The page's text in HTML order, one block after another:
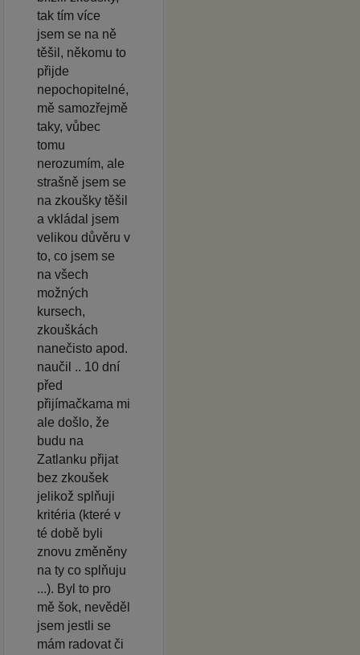
tak tím více
jsem se na ně
těšil, někomu to
přijde
nepochopitelné,
mě samozřejmě
taky, vůbec
tomu
nerozumím, ale
strašně jsem se
na zkoušky těšil
a vkládal jsem
velikou důvěru v
to, co jsem se
na všech
možných
kursech,
zkouškách
nanečisto apod.
naučil .. 10 dní
před
přijímačkama mi
ale došlo, že
budu na
Zatlanku přijat
bez zkoušek
jelikož splňuji
kritéria (které v
té době byli
znovu změněny
na ty co splňuju
...). Byl to pro
mě šok, nevěděl
jsem jestli se
mám radovat či